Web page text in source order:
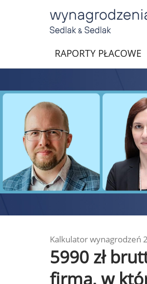
RAPORTY PŁACOWE
Kalkulator wynagrodzeń
5990 zł
firmą, w